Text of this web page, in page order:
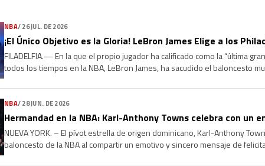
NBA/26 JUL. DE 2026
¡El Único Objetivo es la Gloria! LeBron James Elige a los
FILADELFIA.— En la que el propio jugador ha calificado como la “última
todos los tiempos en la NBA, LeBron James, ha sacudido el baloncesto
NBA/28 JUN. DE 2026
Hermandad en la NBA: Karl-Anthony Towns celebra con un
NUEVA YORK. – El pívot estrella de origen dominicano, Karl-Anthony
baloncesto de la NBA al compartir un emotivo y sincero mensaje de